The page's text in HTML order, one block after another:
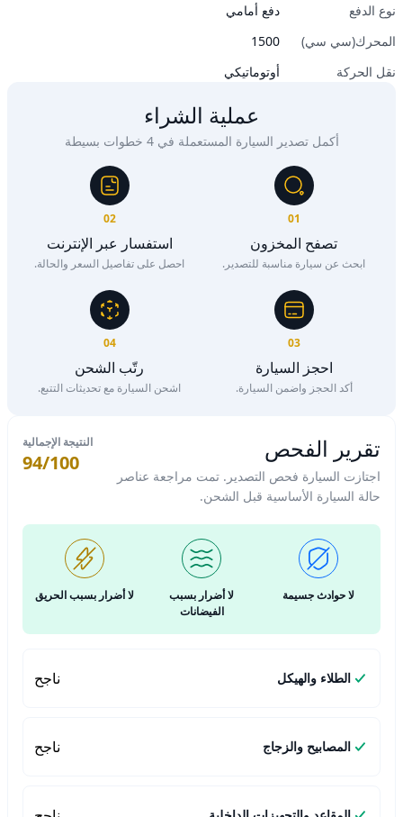
نوع الدفع
دفع أمامي
المحرك(سي سي)
1500
نقل الحركة
أوتوماتيكي
عملية الشراء
أكمل تصدير السيارة المستعملة في 4 خطوات بسيطة
01
تصفح المخزون
ابحث عن سيارة مناسبة للتصدير.
02
استفسار عبر الإنترنت
احصل على تفاصيل السعر والحالة.
03
احجز السيارة
أكد الحجز واضمن السيارة.
04
رتّب الشحن
اشحن السيارة مع تحديثات التتبع.
تقرير الفحص
اجتازت السيارة فحص التصدير. تمت مراجعة عناصر
حالة السيارة الأساسية قبل الشحن.
النتيجة الإجمالية
94/100
لا حوادث جسيمة
لا أضرار بسبب
الفيضانات
لا أضرار بسبب الحريق
الطلاء والهيكل ناجح
المصابيح والزجاج ناجح